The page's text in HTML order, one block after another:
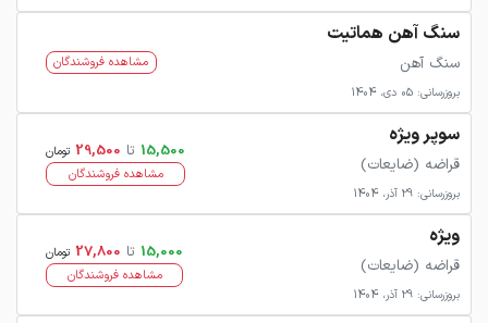
سنگ آهن هماتیت
سنگ آهن
بروزرسانی: 05 دی، 1404
مشاهده فروشندگان
سوپر ویژه
قراضه (ضایعات)
بروزرسانی: 29 آذر، 1404
15,500 تا 29,500 تومان
مشاهده فروشندگان
ویژه
قراضه (ضایعات)
بروزرسانی: 29 آذر، 1404
15,000 تا 27,800 تومان
مشاهده فروشندگان